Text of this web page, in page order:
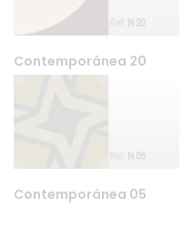
Contemporánea 20
Contemporánea 05